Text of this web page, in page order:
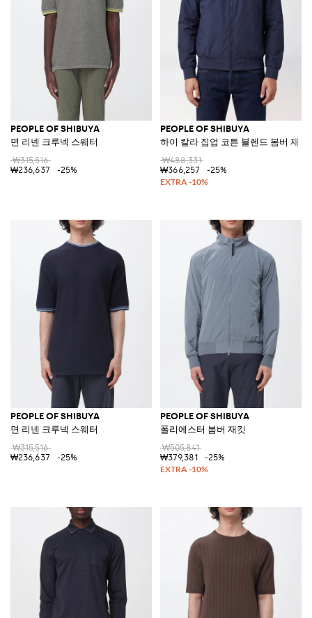
PEOPLE OF SHIBUYA
면 리넨 크루넥 스웨터
₩315,516
₩236,637
-25%
PEOPLE OF SHIBUYA
하이 칼라 집업 코튼 블렌드 봄버 재킷
₩488,331
₩366,257
-25%
PEOPLE OF SHIBUYA
면 리넨 크루넥 스웨터
₩315,516
₩236,637
-25%
PEOPLE OF SHIBUYA
폴리에스터 봄버 재킷
₩505,841
₩379,381
-25%